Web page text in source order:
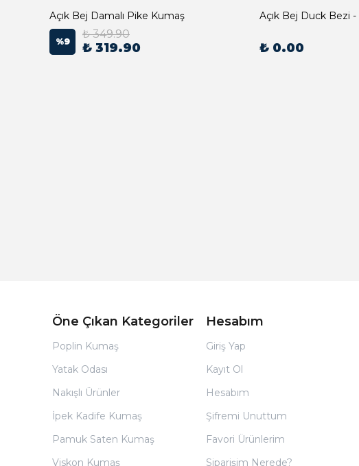
Açık Bej Damalı Pike Kumaş
%9
₺ 349.90
₺ 319.90 ₺ 0.00
Öne Çıkan Kategoriler
Poplin Kumaş
Yatak Odası
Nakışlı Ürünler
İpek Kadife Kumaş
Pamuk Saten Kumaş
Viskon Kumaş
Hesabım
Giriş Yap
Kayıt Ol
Hesabım
Şifremi Unuttum
Favori Ürünlerim
Siparişim Nerede?